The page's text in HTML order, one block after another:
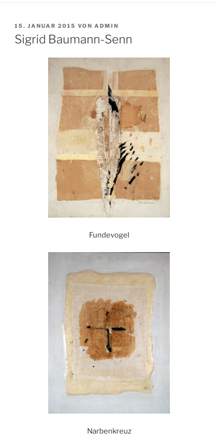
VERÖFFENTLICHT
AM
15. JANUAR 2015 VON ADMIN
Sigrid Baumann-Senn
Fundevogel
Narbenkreuz